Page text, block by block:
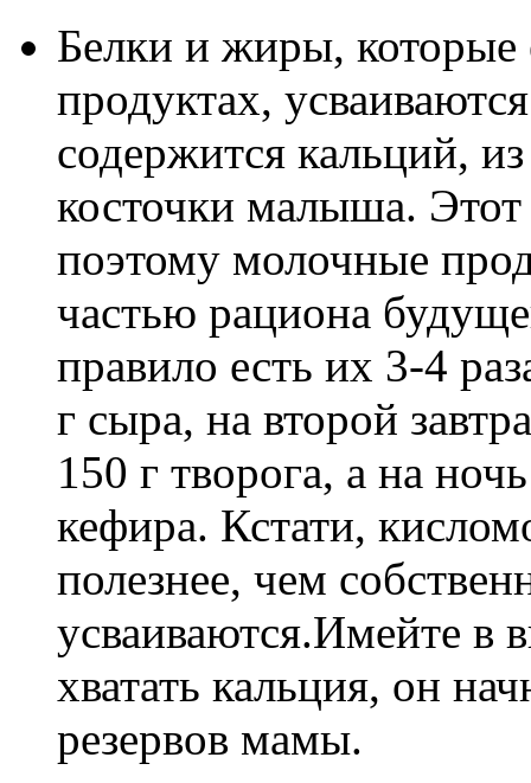
Белки и жиры, которые
продуктах,
содержится кальций,
косточки малыша. Этот
поэтому молочные
частью рациона
правило есть их 3-4
г сыра, на второй
150 г творога, а на
кефира. Кстати,
полезнее, чем
усваиваются.Имейте в
хватать кальция, он
резервов мамы.